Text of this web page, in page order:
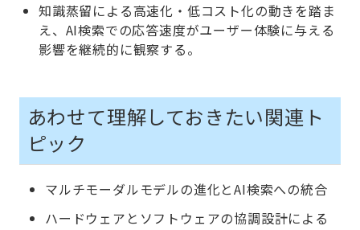
知識蒸留による高速化・低コスト化の動きを踏ま
え、AI検索での応答速度がユーザー体験に与える
影響を継続的に観察する。
あわせて理解しておきたい関連ト
ピック
マルチモーダルモデルの進化とAI検索への統合
ハードウェアとソフトウェアの協調設計による